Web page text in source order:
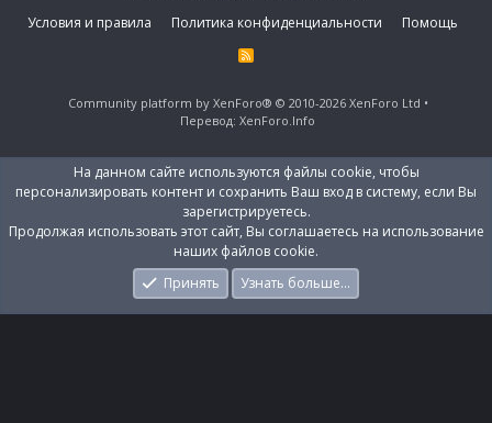
Условия и правила
Политика конфиденциальности Помощь
R
Community platform by XenForo® © 2010-2026 XenForo Ltd
Перевод: XenForo.Info
На данном сайте используются файлы cookie, чтобы
персонализировать контент и сохранить Ваш вход в систему, если Вы
зарегистрируетесь.
Продолжая использовать этот сайт, Вы соглашаетесь на использование
наших файлов cookie.
Принять
Узнать больше…